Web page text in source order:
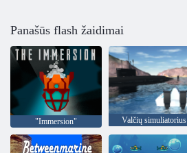
Panašūs flash žaidimai
"Immersion" Valčių simuliatorius